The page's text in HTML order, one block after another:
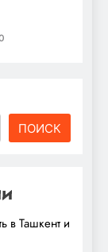
ПОИСК
в Ташкент и